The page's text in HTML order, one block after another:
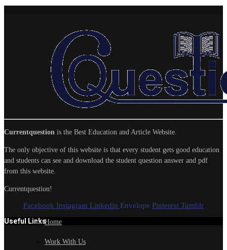
Currentquestion is the Best Education and Article Website.
The only objective of this website is that every student gets good education
and students can see and download the student question answer and pdf
from this website.
Currentquestion!
Facebook Instagram Linkedin Envelope Pinterest Tumblr
Useful LinksHome
Work With Us